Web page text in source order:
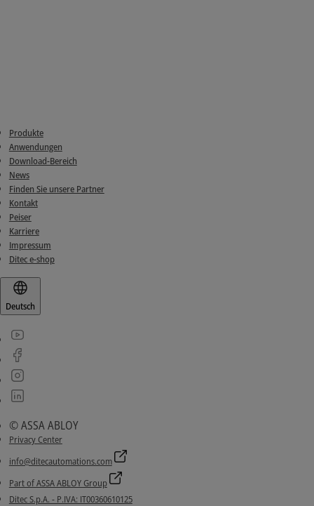
Produkte
Anwendungen
Download-Bereich
News
Finden Sie unsere Partner
Kontakt
Peiser
Karriere
Impressum
Ditec e-shop
Deutsch
© ASSA ABLOY
Privacy Center
info@ditecautomations.com
Part of ASSA ABLOY Group
Ditec S.p.A. - P.IVA: IT00360610125